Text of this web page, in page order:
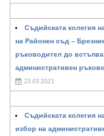
Съдийската колегия
на Районен съд –
ръководител до
административен
23.03.2021
Съдийската колегия
избор на